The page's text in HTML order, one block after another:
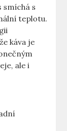
smíchá⁢ s‌
teplotu.‌
káva je‌
ale ⁢i